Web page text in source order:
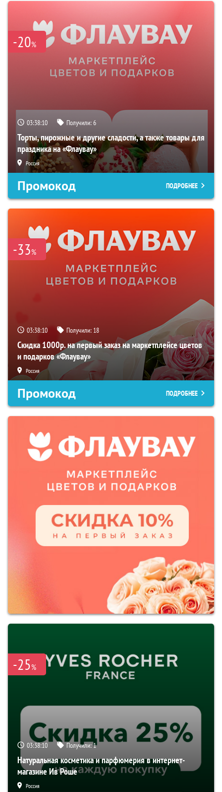
-20%
03:38:09 Получили:6
Торты, пирожные и другие сладости, а также товары для
праздника на «Флаувау»
Россия
Промокод ПОДРОБНЕЕ
-33%
03:38:09 Получили: 18
Скидка 1000р. на первый заказ на маркетплейсе цветов
и подарков «Флаувау»
Россия
Промокод ПОДРОБНЕЕ
-25%
03:38:09 Получили:1
Натуральная косметика и парфюмерия в интернет-
магазине Ив Роше
Россия